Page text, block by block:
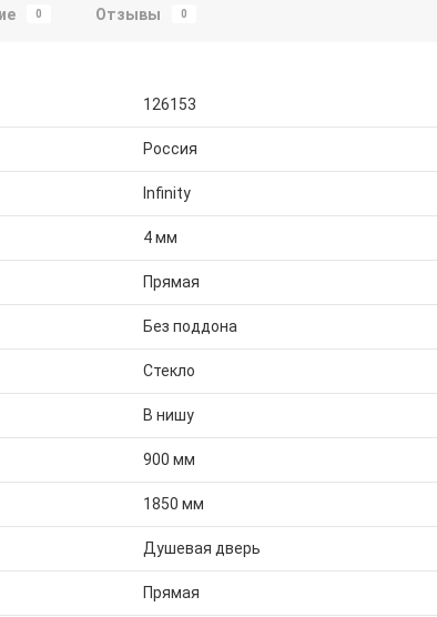
0 Отзывы 0
126153
Россия
Infinity
4 мм
Прямая
Без поддона
Стекло
В нишу
900 мм
1850 мм
Душевая дверь
Прямая